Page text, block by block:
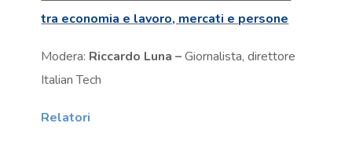
tra economia e lavoro, mercati e persone
Modera: Riccardo Luna –Giornalista, direttore
Italian Tech
Relatori